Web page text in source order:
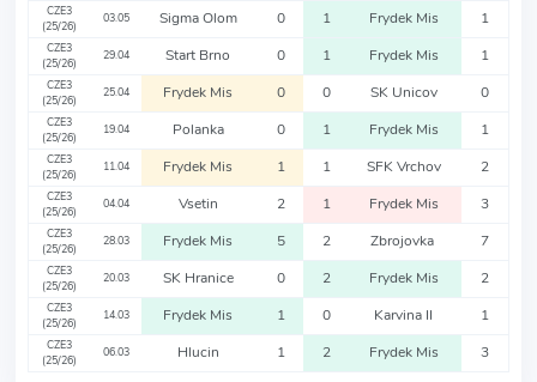
CZE3
(25/26)
03.05 Sigma Olom 0 1 Frydek Mis 1
CZE3
(25/26)
29.04 Start Brno 0 1 Frydek Mis 1
CZE3
(25/26)
25.04 Frydek Mis 0 0 SK Unicov 0
CZE3
(25/26)
19.04 Polanka 0 1 Frydek Mis 1
CZE3
(25/26)
11.04 Frydek Mis 1 1 SFK Vrchov 2
CZE3
(25/26)
04.04 Vsetin 2 1 Frydek Mis 3
CZE3
(25/26)
28.03 Frydek Mis 5 2 Zbrojovka 7
CZE3
(25/26)
20.03 SK Hranice 0 2 Frydek Mis 2
CZE3
(25/26)
14.03 Frydek Mis 1 0 Karvina II 1
CZE3
(25/26)
06.03 Hlucin 1 2 Frydek Mis 3